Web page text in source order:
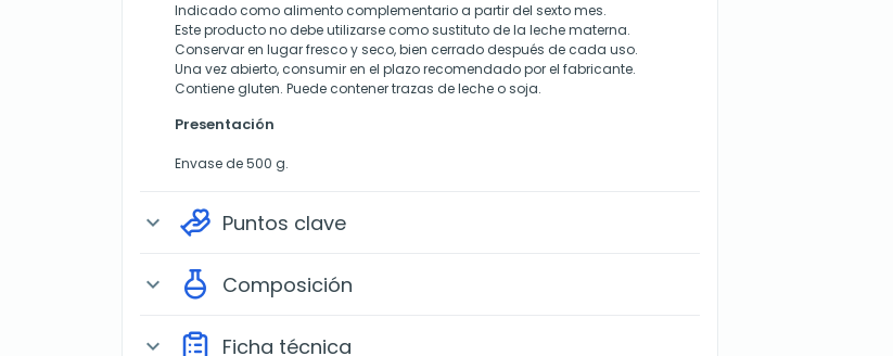
Indicado como alimento complementario a partir del sexto mes.
Este producto no debe utilizarse como sustituto de la leche materna.
Conservar en lugar fresco y seco, bien cerrado después de cada uso.
Una vez abierto, consumir en el plazo recomendado por el fabricante.
Contiene gluten. Puede contener trazas de leche o soja.
Presentación
Envase de 500 g.
expand_more Puntos clave
expand_more Composición
expand_more Ficha técnica